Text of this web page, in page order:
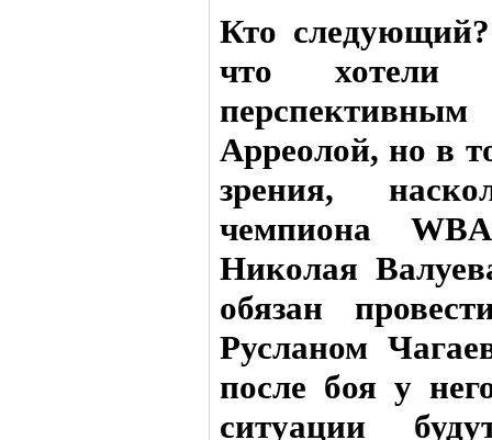
Кто
что хотели
Арреолой, но в
зрения,
чемпиона
Николая
обязан
Русланом
после боя у
ситуации